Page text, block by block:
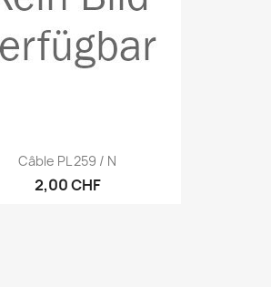
Câble PL 259 / N
2,00 CHF